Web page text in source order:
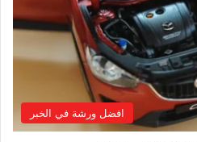
افضل ورشة في الخبر